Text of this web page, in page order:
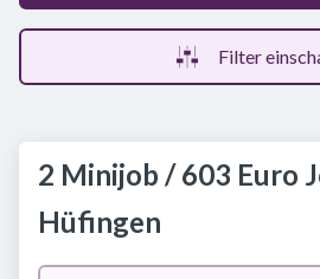
Filter
2 Minijob / 603 Euro
Hüfingen